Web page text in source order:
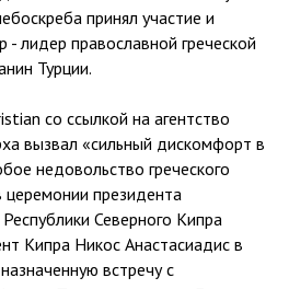
принял участие и
лидер православной греческой
Турции.
со ссылкой на агентство
вызвал «сильный дискомфорт в
недовольство греческого
президента
Северного Кипра
Кипра Никос Анастасиадис в
встречу с